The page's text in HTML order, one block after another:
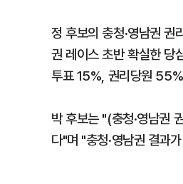
정 후보의 충청·영남권
권 레이스 초반 확실한 당
투표 15%, 권리당원
박 후보는 "(충청·영남권
다"며 "충청·영남권 결과